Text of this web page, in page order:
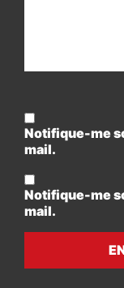
Notifique-me
mail.
Notifique-me
mail.